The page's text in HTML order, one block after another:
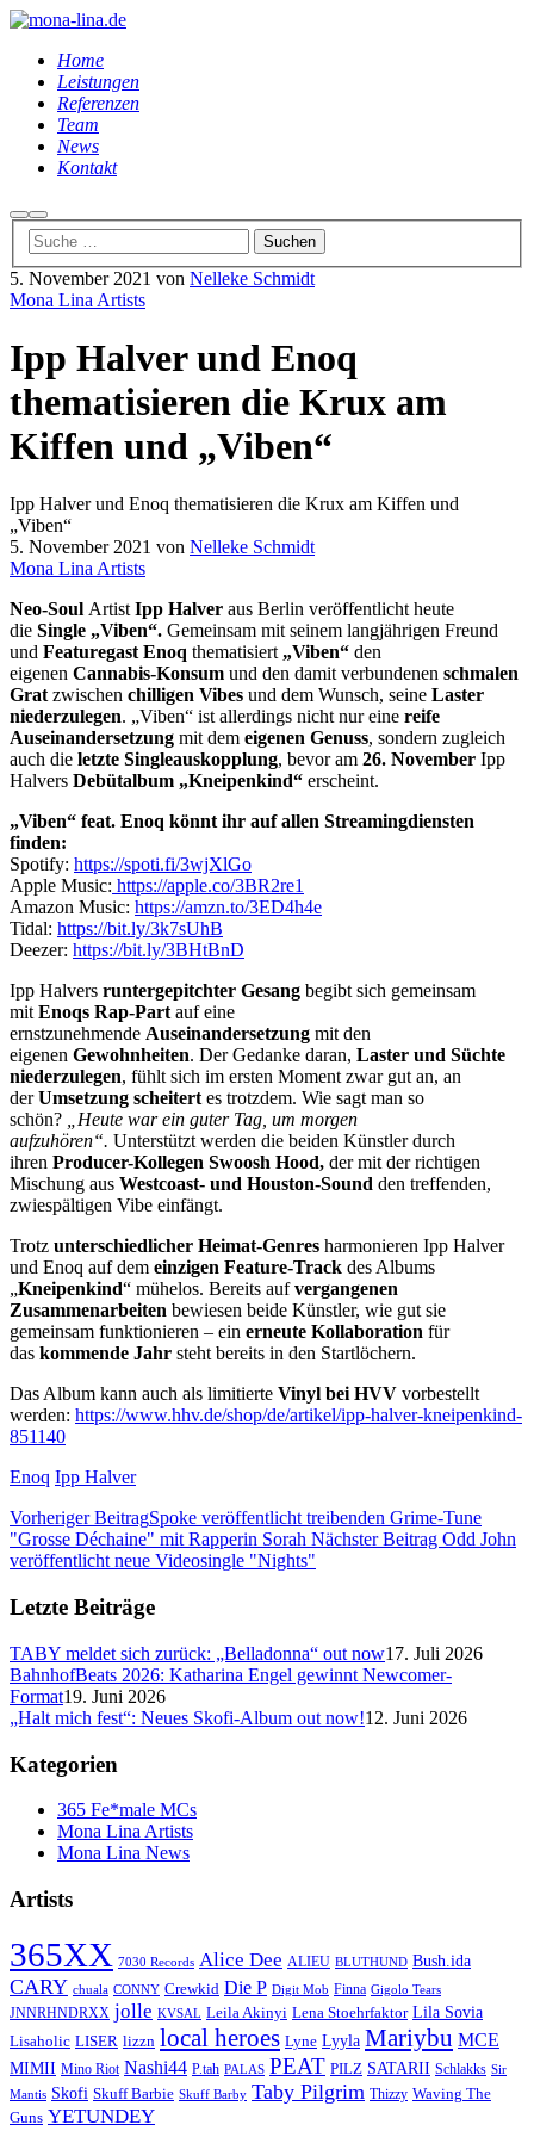
Home
Leistungen
Referenzen
Team
News
Kontakt
Suchen
Hauptmenü
5. November 2021 von Nelleke Schmidt
Mona Lina Artists
Ipp Halver und Enoq
thematisieren die Krux am
Kiffen und „Viben“
Ipp Halver und Enoq thematisieren die Krux am Kiffen und
„Viben“
5. November 2021 von Nelleke Schmidt
Mona Lina Artists
Neo-Soul ArtistIpp Halver aus Berlin veröffentlicht heute
die Single „Viben“. Gemeinsam mit seinem langjährigen Freund
und Featuregast Enoq thematisiert „Viben“ den
eigenen Cannabis-Konsum und den damit verbundenen schmalen
Gratzwischen chilligen Vibes und dem Wunsch, seine Laster
niederzulegen. „Viben“ ist allerdings nicht nur eine reife
Auseinandersetzung mit dem eigenen Genuss, sondern zugleich
auch die letzte Singleauskopplung, bevor am 26. November Ipp
Halvers Debütalbum „Kneipenkind“ erscheint.
„Viben“ feat. Enoq könnt ihr auf allen Streamingdiensten
finden:
Spotify: https://spoti.fi/3wjXlGo
Apple Music: https://apple.co/3BR2re1
Amazon Music: https://amzn.to/3ED4h4e
Tidal: https://bit.ly/3k7sUhB
Deezer: https://bit.ly/3BHtBnD
Ipp Halvers runtergepitchter Gesang begibt sich gemeinsam
mitEnoqs Rap-Partauf eine
ernstzunehmende Auseinandersetzung mit den
eigenen Gewohnheiten. Der Gedanke daran, Laster und Süchte
niederzulegen, fühlt sich im ersten Moment zwar gut an, an
derUmsetzung scheitertes trotzdem. Wie sagt man so
schön? „Heute war ein guter Tag, um morgen
aufzuhören“. Unterstützt werden die beiden Künstler durch
ihren Producer-Kollegen Swoosh Hood, der mit der richtigen
Mischung aus Westcoast- und Houston-Sound den treffenden,
zwiespältigen Vibe einfängt.
Trotz unterschiedlicher Heimat-Genres harmonieren Ipp Halver
und Enoq auf dem einzigen Feature-Track des Albums
„Kneipenkind“ mühelos. Bereits aufvergangenen
Zusammenarbeiten bewiesen beide Künstler, wie gut sie
gemeinsam funktionieren – ein erneute Kollaboration für
das kommende Jahr steht bereits in den Startlöchern.
Das Album kann auch als limitierte Vinyl bei HVV vorbestellt
werden: https://www.hhv.de/shop/de/artikel/ipp-halver-kneipenkind-
851140
Enoq Ipp Halver
Vorheriger BeitragSpoke veröffentlicht treibenden Grime-Tune
"Grosse Déchaine" mit Rapperin Sorah Nächster Beitrag Odd John
veröffentlicht neue Videosingle "Nights"
Letzte Beiträge
TABY meldet sich zurück: „Belladonna“ out now17. Juli 2026
BahnhofBeats 2026: Katharina Engel gewinnt Newcomer-
Format19. Juni 2026
„Halt mich fest“: Neues Skofi-Album out now!12. Juni 2026
Kategorien
365 Fe*male MCs
Mona Lina Artists
Mona Lina News
Artists
365XX 7030 Records Alice Dee ALIEU BLUTHUND Bush.ida
CARY chuala CONNY Crewkid Die P Digit Mob Finna Gigolo Tears
JNNRHNDRXX jolle KVSAL Leila Akinyi Lena Stoehrfaktor Lila Sovia
Lisaholic LISER lizzn local heroes Lyne Lyyla Mariybu MCE
MIMII Mino Riot Nashi44 P.tah PALAS PEAT PILZ SATARII Schlakks Sir
Mantis Skofi Skuff Barbie Skuff Barby Taby Pilgrim Thizzy Waving The
Guns YETUNDEY